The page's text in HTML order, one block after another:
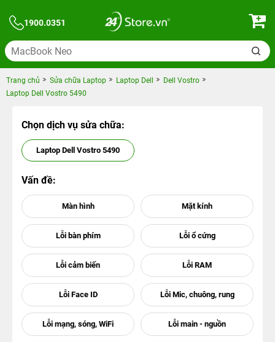
1900.0351
Trang chủ Sửa chữa Laptop Laptop Dell
Dell Vostro
Laptop Dell Vostro 5490
Chọn dịch vụ sửa chữa:
Laptop Dell Vostro 5490
Vấn đề: